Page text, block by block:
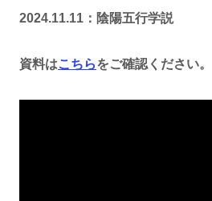
2024.11.11：陰陽五行学説
資料はこちらをご確認ください。